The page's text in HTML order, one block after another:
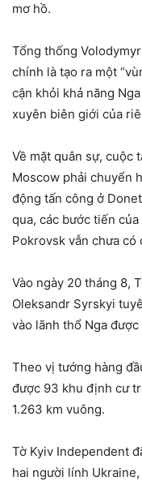
mơ hồ.
Tổng thống
chính là tạo ra một
cận khỏi khả năng
xuyên biên giới của
Về mặt quân sự, cuộc
Moscow phải chuyển
động tấn công ở
qua, các bước tiến
Pokrovsk vẫn chưa có
Vào ngày 20 tháng 8,
Oleksandr Syrskyi
vào lãnh thổ Nga
Theo vị tướng hàng
được 93 khu định cư
1.263 km vuông.
Tờ Kyiv Independent
hai người lính